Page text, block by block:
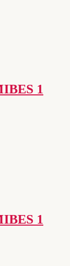
1
1